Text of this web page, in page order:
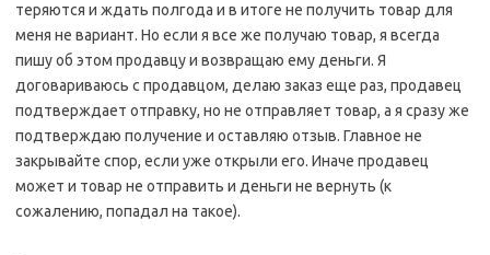
теряются и ждать полгода и в итоге не получить товар для
меня не вариант. Но если я все же получаю товар, я всегда
пишу об этом продавцу и возвращаю ему деньги. Я
договариваюсь с продавцом, делаю заказ еще раз, продавец
подтверждает отправку, но не отправляет товар, а я сразу же
подтверждаю получение и оставляю отзыв. Главное не
закрывайте спор, если уже открыли его. Иначе продавец
может и товар не отправить и деньги не вернуть (к
сожалению, попадал на такое).